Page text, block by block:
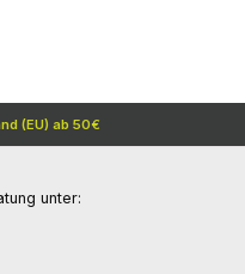
(EU) ab 50€
unter: